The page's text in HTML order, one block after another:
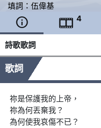
填詞： 伍偉基
  4
詩歌歌詞
歌詞
祢是保護我的上帝，
祢為何丟棄我？
為何使我哀傷不已？